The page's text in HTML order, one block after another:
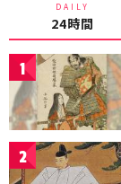
DAILY
24時間
1
2